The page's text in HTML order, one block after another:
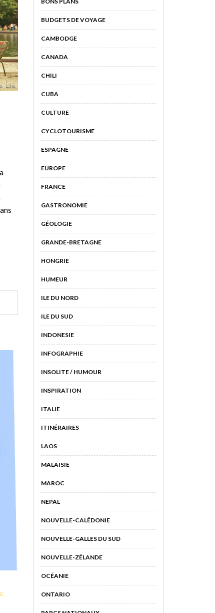
,
BUDGETS DE VOYAGE
CAMBODGE
CANADA
CHILI
CUBA
CULTURE
CYCLOTOURISME
ESPAGNE
EUROPE
FRANCE
GASTRONOMIE
GÉOLOGIE
GRANDE-BRETAGNE
HONGRIE
HUMEUR
ILE DU NORD
ILE DU SUD
INDONESIE
INFOGRAPHIE
INSOLITE / HUMOUR
INSPIRATION
ITALIE
ITINÉRAIRES
LAOS
MALAISIE
MAROC
NEPAL
NOUVELLE-CALÉDONIE
NOUVELLE-GALLES DU SUD
NOUVELLE-ZÉLANDE
OCÉANIE
ONTARIO